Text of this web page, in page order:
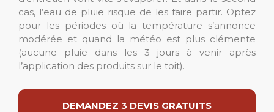
cas, l’eau de pluie risque de les faire partir. Optez
pour les périodes où la température s’annonce
modérée et quand la météo est plus clémente
(aucune pluie dans les 3 jours à venir après
l’application des produits sur le toit).
DEMANDEZ 3 DEVIS GRATUITS